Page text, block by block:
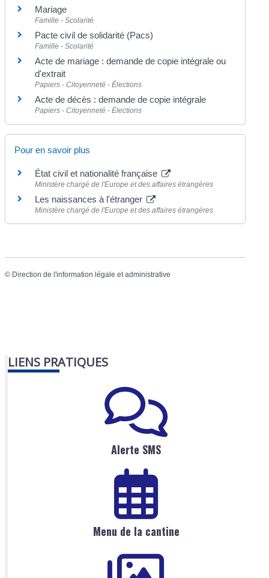
Mariage
Famille - Scolarité
Pacte civil de solidarité (Pacs)
Famille - Scolarité
Acte de mariage : demande de copie intégrale ou
d'extrait
Papiers - Citoyenneté - Élections
Acte de décès : demande de copie intégrale
Papiers - Citoyenneté - Élections
Pour en savoir plus
État civil et nationalité française
Ministère chargé de l'Europe et des affaires étrangères
Les naissances à l'étranger
Ministère chargé de l'Europe et des affaires étrangères
© Direction de l'information légale et administrative
LIENS PRATIQUES
Alerte SMS
Menu de la cantine